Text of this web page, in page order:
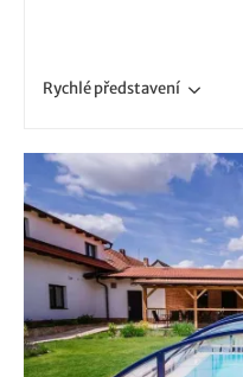
Rychlépředstavení